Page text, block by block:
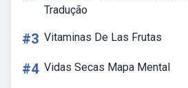
Tradução
#3 Vitaminas De Las Frutas
#4 Vidas Secas Mapa Mental